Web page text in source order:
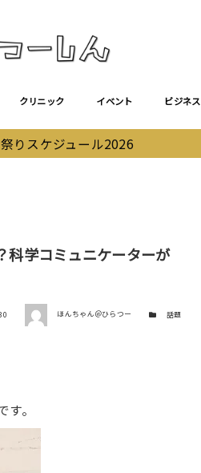
クリニック イベント ビジネス
りスケジュール2026
科学コミュニケーターが
著者 ほんちゃん＠ひらつー カテゴリー
話題
。